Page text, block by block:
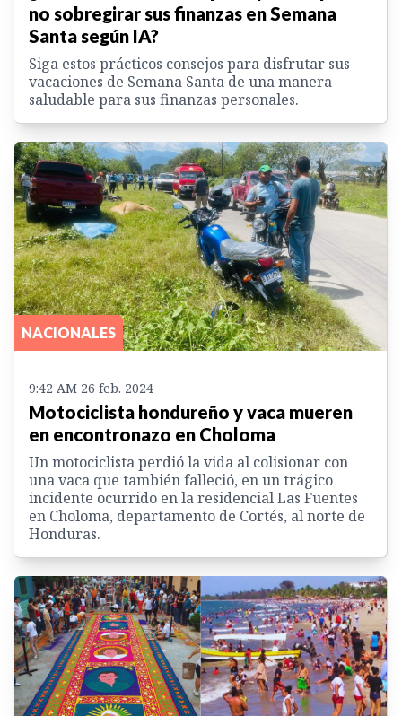
no sobregirar sus finanzas en Semana
Santa según IA?
Siga estos prácticos consejos para disfrutar sus
vacaciones de Semana Santa de una manera
saludable para sus finanzas personales.
NACIONALES
9:42 AM 26 feb. 2024
Motociclista hondureño y vaca mueren
en encontronazo en Choloma
Un motociclista perdió la vida al colisionar con
una vaca que también falleció, en un trágico
incidente ocurrido en la residencial Las Fuentes
en Choloma, departamento de Cortés, al norte de
Honduras.